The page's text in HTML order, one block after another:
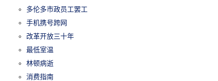
多伦多市政员工罢工
手机携号跨网
改革开放三十年
最低室温
林顿病逝
消费指南